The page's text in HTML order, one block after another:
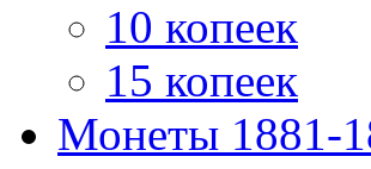
10 копеек
15 копеек
Монеты 1881-